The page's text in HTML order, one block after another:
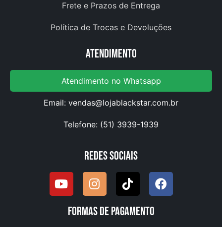
Frete e Prazos de Entrega
Política de Trocas e Devoluções
Atendimento
Atendimento no Whatsapp
Email: vendas@lojablackstar.com.br
Telefone: (51) 3939-1939
Redes Sociais
Formas de pagamento